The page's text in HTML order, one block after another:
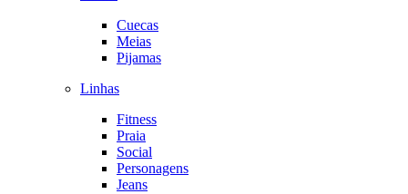
Cuecas
Meias
Pijamas
Linhas
Fitness
Praia
Social
Personagens
Jeans